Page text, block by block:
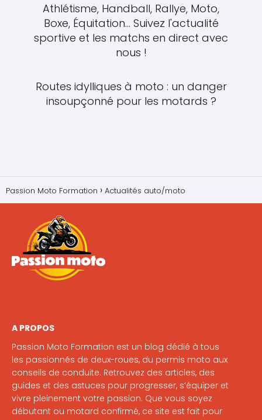
Athlétisme, Handball, Rallye, Moto,
Boxe, Équitation... Suivez l'actualité
sportive et les matchs en direct avec
nous !
Routes idylliques à moto : un danger
insoupçonné pour les motards ?
Passion Moto Formation Actualités auto/moto
A PROPOS
Passion Moto Formation est un blog dédié à tous
les passionnés de deux-roues, du permis moto aux
conseils de conduite. Retrouvez des articles, des
guides et des astuces pour progresser, s’équiper et
vivre pleinement votre passion. Que vous soyez
débutant ou motard confirmé, ce site est fait pour